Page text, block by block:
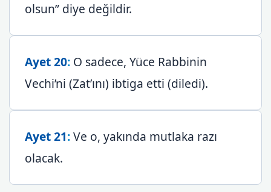
olsun” diye değildir.
Ayet 20: O sadece, Yüce Rabbinin
Vechi’ni (Zat’ını) ibtiga etti (diledi).
Ayet 21:Ve o, yakında mutlaka razı
olacak.